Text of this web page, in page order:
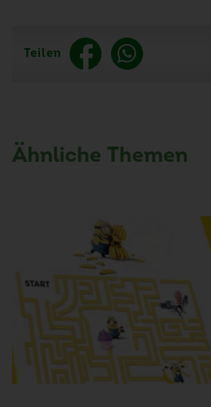
Teilen
Ähnliche Themen